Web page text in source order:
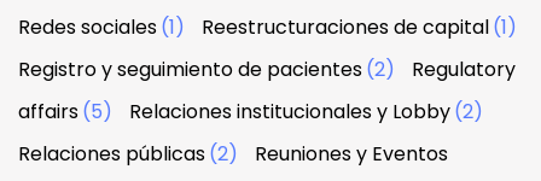
Redes sociales(1) Reestructuraciones de capital(1)
Registro y seguimiento de pacientes(2)
Regulatory
affairs(5) Relaciones institucionales y Lobby(2)
Relaciones públicas(2)
Reuniones y Eventos